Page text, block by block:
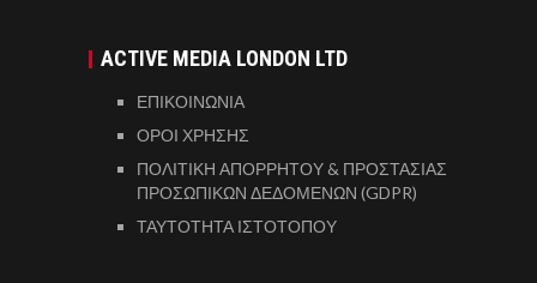
ACTIVE MEDIA LONDON LTD
ΕΠΙΚΟΙΝΩΝΙΑ
ΟΡΟΙ ΧΡΗΣΗΣ
ΠΟΛΙΤΙΚΗ ΑΠΟΡΡΗΤΟΥ & ΠΡΟΣΤΑΣΙΑΣ
ΠΡΟΣΩΠΙΚΩΝ ΔΕΔΟΜΕΝΩΝ (GDPR)
ΤΑΥΤΟΤΗΤΑ ΙΣΤΟΤΟΠΟΥ